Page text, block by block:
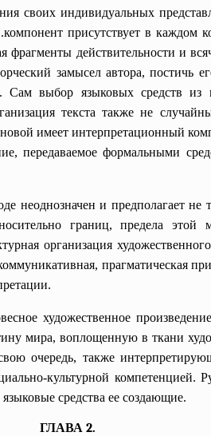
своих индивидуальных
присутствует в каждом
действительности и
замысел автора, постичь
Сам выбор языковых средств
текста также не
имеет интерпретационный
передаваемое формальными
неоднозначен и предполагает
границ, предела этой
организация
прагматическая
художественное
мира, воплощенную в ткани
очередь, также
культурной компетенцией.
средства ее создающие.
ГЛАВА 2.